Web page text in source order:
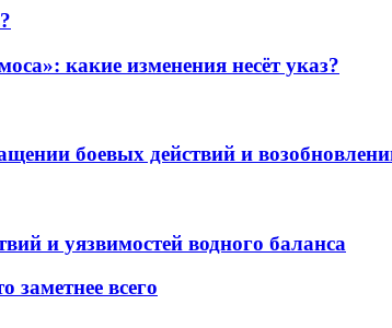
какие изменения несёт указ?
боевых действий и
и уязвимостей водного баланса
заметнее всего